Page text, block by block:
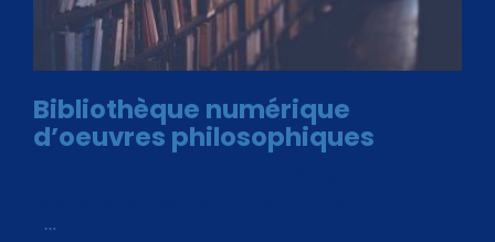
Bibliothèque numérique
d’oeuvres philosophiques
…